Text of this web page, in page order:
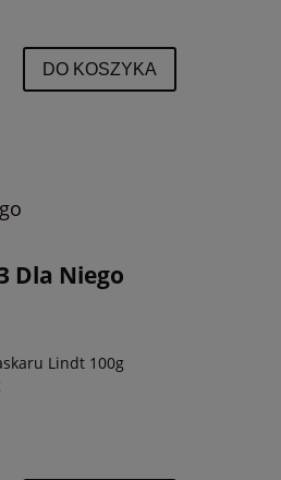
KSX355
DO KOSZYKA
Dla Niego
Lindt 100g